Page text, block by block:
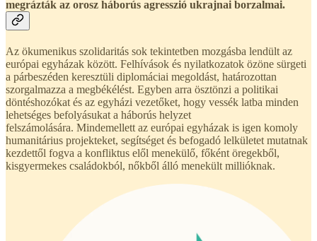
megrázták az orosz háborús agresszió ukrajnai borzalmai.
Az ökumenikus szolidaritás sok tekintetben mozgásba lendült az
európai egyházak között. Felhívások és nyilatkozatok özöne sürgeti
a párbeszéden keresztüli diplomáciai megoldást, határozottan
szorgalmazza a megbékélést. Egyben arra ösztönzi a politikai
döntéshozókat és az egyházi vezetőket, hogy vessék latba minden
lehetséges befolyásukat a háborús helyzet
felszámolására. Mindemellett az európai egyházak is igen komoly
humanitárius projekteket, segítséget és befogadó lelkületet mutatnak
kezdettől fogva a konfliktus elől menekülő, főként öregekből,
kisgyermekes családokból, nőkből álló menekült millióknak.